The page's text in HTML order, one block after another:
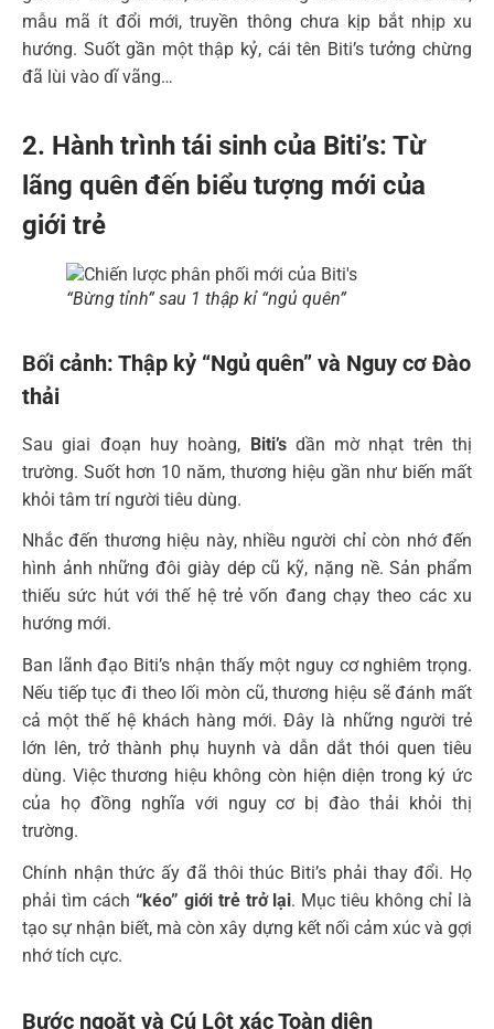
mẫu mã ít đổi mới, truyền thông chưa kịp bắt nhịp xu
hướng. Suốt gần một thập kỷ, cái tên Biti’s tưởng chừng
đã lùi vào dĩ vãng…
2. Hành trình tái sinh của Biti’s: Từ
lãng quên đến biểu tượng mới của
giới trẻ
“Bừng tỉnh” sau 1 thập kỉ “ngủ quên”
Bối cảnh: Thập kỷ “Ngủ quên” và Nguy cơ Đào
thải
Sau giai đoạn huy hoàng, Biti’sdần mờ nhạt trên thị
trường. Suốt hơn 10 năm, thương hiệu gần như biến mất
khỏi tâm trí người tiêu dùng.
Nhắc đến thương hiệu này, nhiều người chỉ còn nhớ đến
hình ảnh những đôi giày dép cũ kỹ, nặng nề. Sản phẩm
thiếu sức hút với thế hệ trẻ vốn đang chạy theo các xu
hướng mới.
Ban lãnh đạo Biti’s nhận thấy một nguy cơ nghiêm trọng.
Nếu tiếp tục đi theo lối mòn cũ, thương hiệu sẽ đánh mất
cả một thế hệ khách hàng mới. Đây là những người trẻ
lớn lên, trở thành phụ huynh và dẫn dắt thói quen tiêu
dùng. Việc thương hiệu không còn hiện diện trong ký ức
của họ đồng nghĩa với nguy cơ bị đào thải khỏi thị
trường.
Chính nhận thức ấy đã thôi thúc Biti’s phải thay đổi. Họ
phải tìm cách “kéo” giới trẻ trở lại. Mục tiêu không chỉ là
tạo sự nhận biết, mà còn xây dựng kết nối cảm xúc và gợi
nhớ tích cực.
Bước ngoặt và Cú Lột xác Toàn diện